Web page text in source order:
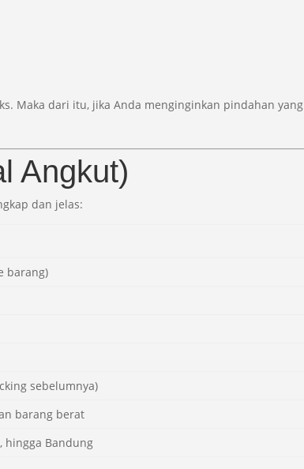
Maka dari itu, jika Anda menginginkan pindahan yang
Angkut)
dan jelas:
barang)
sebelumnya)
barang berat
hingga Bandung